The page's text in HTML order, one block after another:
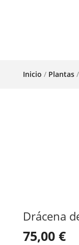
Inicio / Plantas/
Drácena
75,00 €